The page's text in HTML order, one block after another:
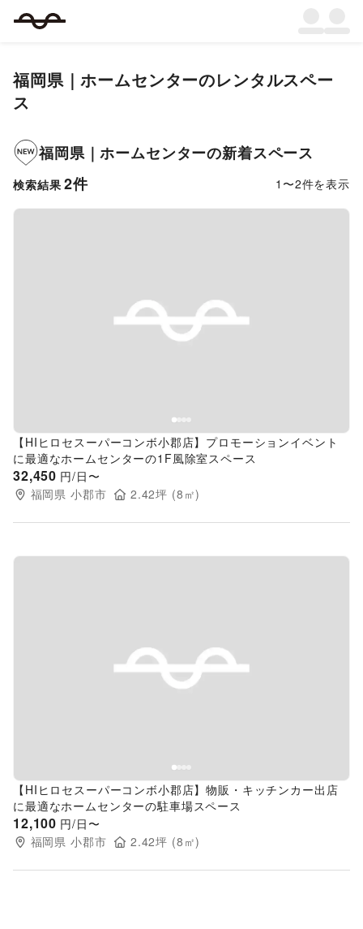
福岡県｜ホームセンターのレンタルスペー
ス
福岡県｜ホームセンターの新着スペース
検索結果 2件 1 〜2件を表示
Previous slide
【HIヒロセスーパーコンボ小郡店】プロモーションイベント
に最適なホームセンターの1F風除室スペース
32,450 円/日〜
福岡県 小郡市 2.42坪 (8 ㎡)
Previous slide
【HIヒロセスーパーコンボ小郡店】物販・キッチンカー出店
に最適なホームセンターの駐車場スペース
12,100 円/日〜
福岡県 小郡市 2.42坪 (8 ㎡)